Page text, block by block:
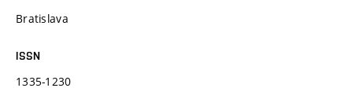
Bratislava
ISSN
1335-1230